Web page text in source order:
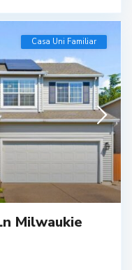
Casa Uni Familiar
Milwaukie